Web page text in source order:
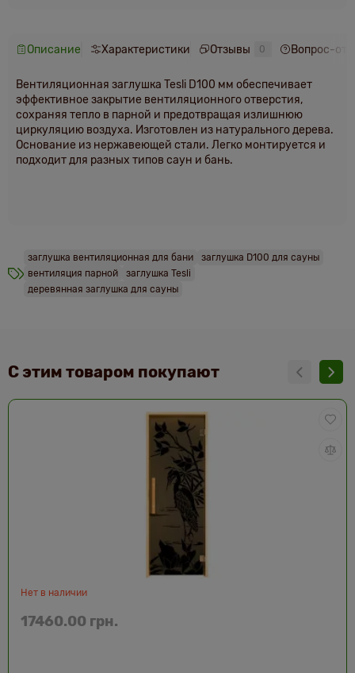
Описание Характеристики Отзывы 0 Вопрос-
Вентиляционная заглушка Tesli D100 мм обеспечивает
эффективное закрытие вентиляционного отверстия,
сохраняя тепло в парной и предотвращая излишнюю
циркуляцию воздуха. Изготовлен из натурального дерева.
Основание из нержавеющей стали. Легко монтируется и
подходит для разных типов саун и бань.
заглушка вентиляционная для бани
заглушка D100 для сауны
вентиляция парной
заглушка Tesli
деревянная заглушка для сауны
С этим товаром покупают
Нет в наличии
17460.00 грн.